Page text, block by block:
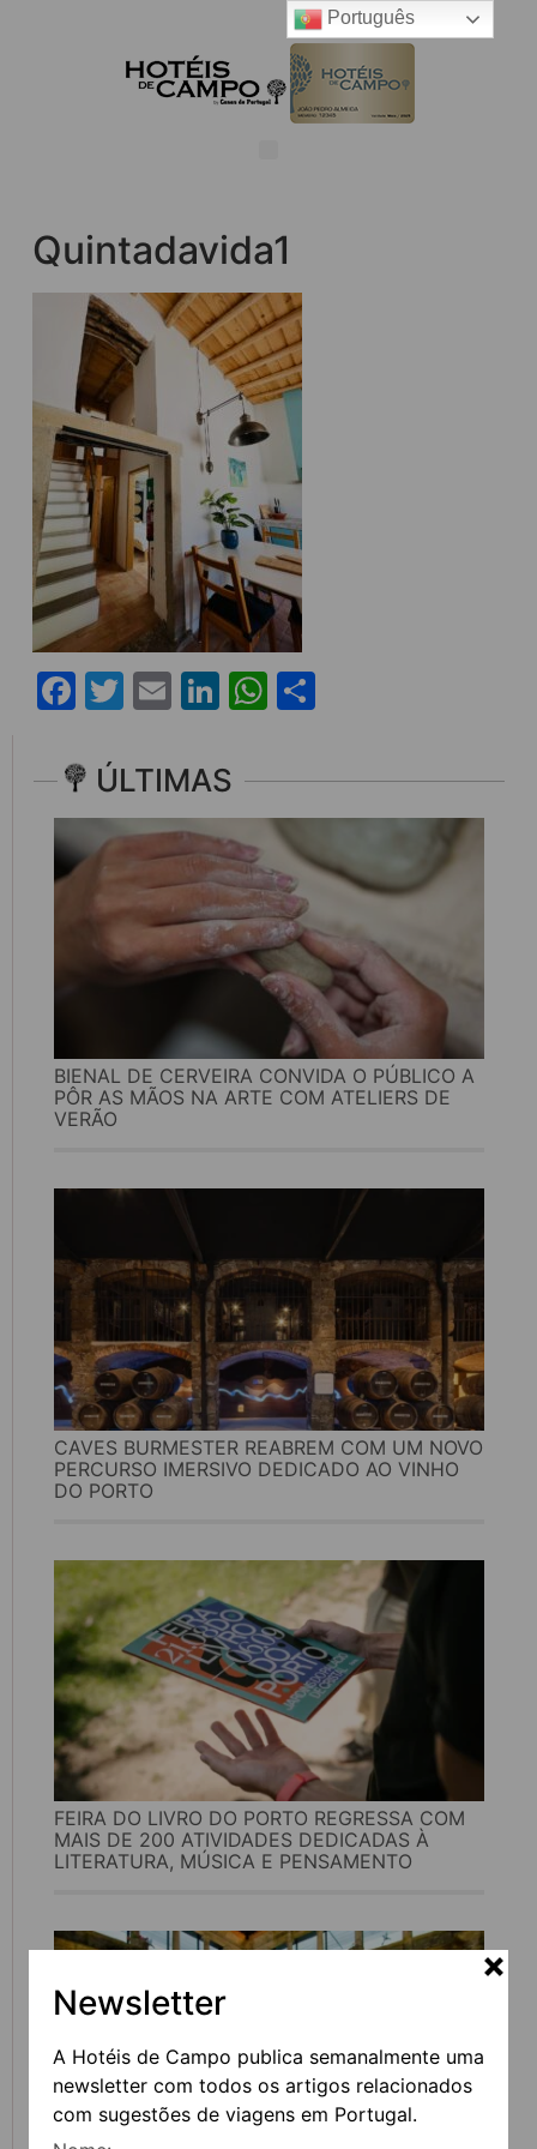
Newsletter
A Hotéis de Campo publica semanalmente uma
newsletter com todos os artigos relacionados
com sugestões de viagens em Portugal.
Quintadavida1
Facebook
Twitter
EmailLinkedIn
WhatsApp
ÚLTIMAS
BIENAL DE CERVEIRA CONVIDA O PÚBLICO A
PÔR AS MÃOS NA ARTE COM ATELIERS DE
VERÃO
CAVES BURMESTER REABREM COM UM NOVO
PERCURSO IMERSIVO DEDICADO AO VINHO
DO PORTO
FEIRA DO LIVRO DO PORTO REGRESSA COM
MAIS DE 200 ATIVIDADES DEDICADAS À
LITERATURA, MÚSICA E PENSAMENTO
Português